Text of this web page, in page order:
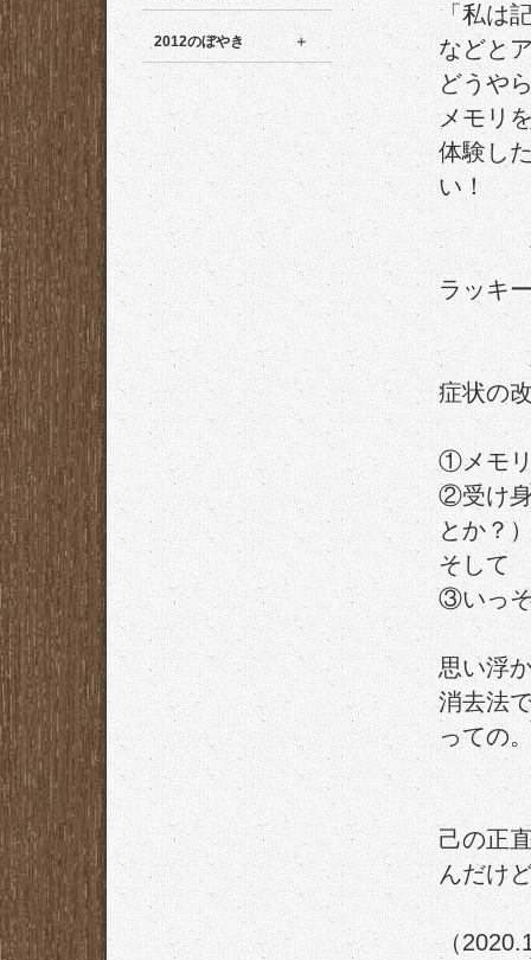
2012のぼやき
「私は
などと
どうや
メモリ
体験し
い！
ラッキ
症状の
①メモ
②受け身
とか？
そして
③いっ
思い浮
消去法
っての
己の正
んだけ
（